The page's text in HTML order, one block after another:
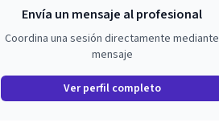
Envía un mensaje al profesional
Coordina una sesión directamente mediante
mensaje
Ver perfil completo